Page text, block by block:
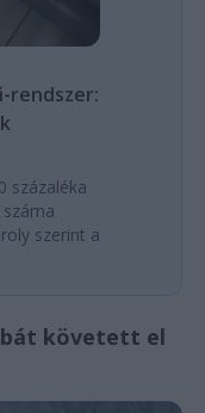
rendszer:
százaléka
szerint a
követett el